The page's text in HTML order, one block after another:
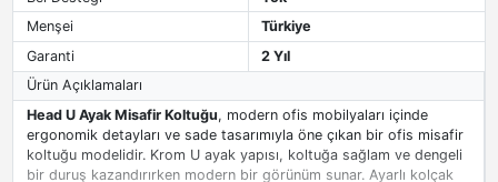
Menşei
Türkiye
Garanti
2 Yıl
Ürün Açıklamaları
Head U Ayak Misafir Koltuğu, modern ofis mobilyaları içinde
ergonomik detayları ve sade tasarımıyla öne çıkan bir ofis misafir
koltuğu modelidir. Krom U ayak yapısı, koltuğa sağlam ve dengeli
bir duruş kazandırırken modern bir görünüm sunar. Ayarlı kolçak